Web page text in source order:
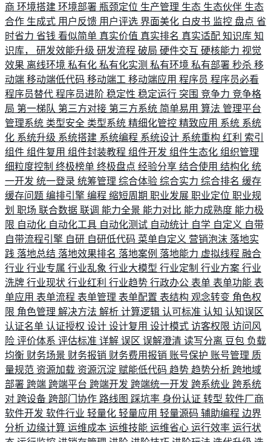
商 环境搭建 环境部署 瓶颈定位 生产管理 生态 生态伙伴 生态
合作 生成式 用户反馈 用户评选 界面美化 白皮书 监控 盘点 省
时省力 省钱 看似简单 真实价值 真实排名 真实适配 知识库 知
识库， 研发效能升级 研发流程 破局 硬件交互 硬核能力 视觉
效果 离线环境 私有化 私有化实测 私有环境 私有部署 秒杀 移
动端 移动端低代码 移动端工 移动端应用 程序员 程序员必看
程序员替代 程序员进阶 稳定性 稳定运行 突围 竞争力 竞争格
局 第一梯队 第三方对接 第三方系统 简单易用 算法 管理平台
管理系统 类型安全 类型系统 精细化管控 精致应用 系统 系统
化 系统升级 系统搭建 系统编程 系统设计 系统重构 红利 索引
组件 组件复用 组件封装教程 组件开发 组件生态化 组织管理
细粒度控制 终极榜单 终极盘点 经验分享 结合使用 结构化 统
一开发 统一登录 统筹管理 综合体验 综合实力 综合排名 缓存
缓存问题 编排引擎 编程 缩短周期 职业发展 职业定位 职业规
划 职场 联合数据 联调 能力全景 能力对比 能力成熟度 能力极
限 自动化 自动化工具 自动化测试 自动统计 自学 自定义 自带
自带流程引擎 自研 自研低代码 菜单自定义 营销泡沫 落地实
践 落地总结 落地效果排名 落地案例 落地能力 虚拟线程 融合
行业 行业专属 行业乱象 行业大模型 行业定制 行业方案 行业
洗牌 行业现状 行业红利 行业趋势 行政办公 表单 表单功能 表
单应用 表单流程 表单管理 表单配置 表结构 观念转变 角色权
限 角色管理 解决方法 解析 计算逻辑 认可标准 认知 认知误区
认证名单 认证授权 设计 设计复用 设计模式 访客权限 访问风
险 评价体系 评估标准 详解 误区 误解澄清 读写分离 豆包 负载
均衡 财务场景 财务报销 财务费用报销 账号保护 账号管理 质
量规范 资源加载 资源沉淀 赋能低代码 趋势 趋势分析 跨地域
部署 跨端 跨端平台 跨端开发 跨端统一开发 跨系统业 跨系统
对 跨设备 跨部门协作 路线图 踩坑率 身份认证 转型 软件厂商
软件开发 软件行业 轻量化 轻量应用 轻量源码 辅助编程 边界
分析 边缘计算 运维成本 运维技能 运维省心 运行效率 运行状